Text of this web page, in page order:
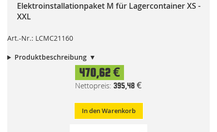
Elektroinstallationpaket M für Lagercontainer XS -
XXL
Art.-Nr.: LCMC21160
Produktbeschreibung
470,62 €
395,48 €
In den Warenkorb